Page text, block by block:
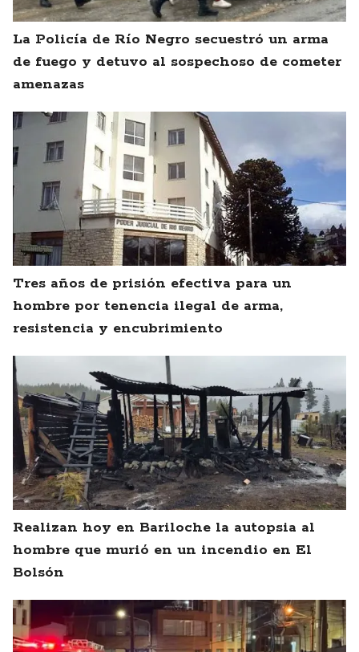
La Policía de Río Negro secuestró un arma
de fuego y detuvo al sospechoso de cometer
amenazas
Tres años de prisión efectiva para un
hombre por tenencia ilegal de arma,
resistencia y encubrimiento
Realizan hoy en Bariloche la autopsia al
hombre que murió en un incendio en El
Bolsón